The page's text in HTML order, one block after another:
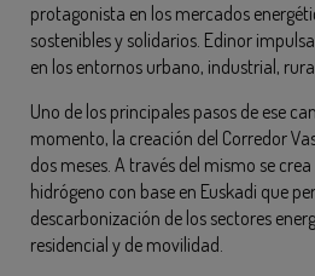
protagonista en los mercados
sostenibles y solidarios. Edinor
en los entornos urbano, industrial,
Uno de los principales pasos de ese
momento, la creación del Corredor
dos meses. A través del mismo se
hidrógeno con base en Euskadi que
descarbonización de los sectores
residencial y de movilidad.